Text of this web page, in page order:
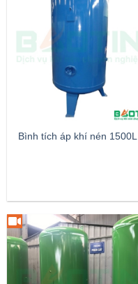
Bình tích áp khí nén 1500L